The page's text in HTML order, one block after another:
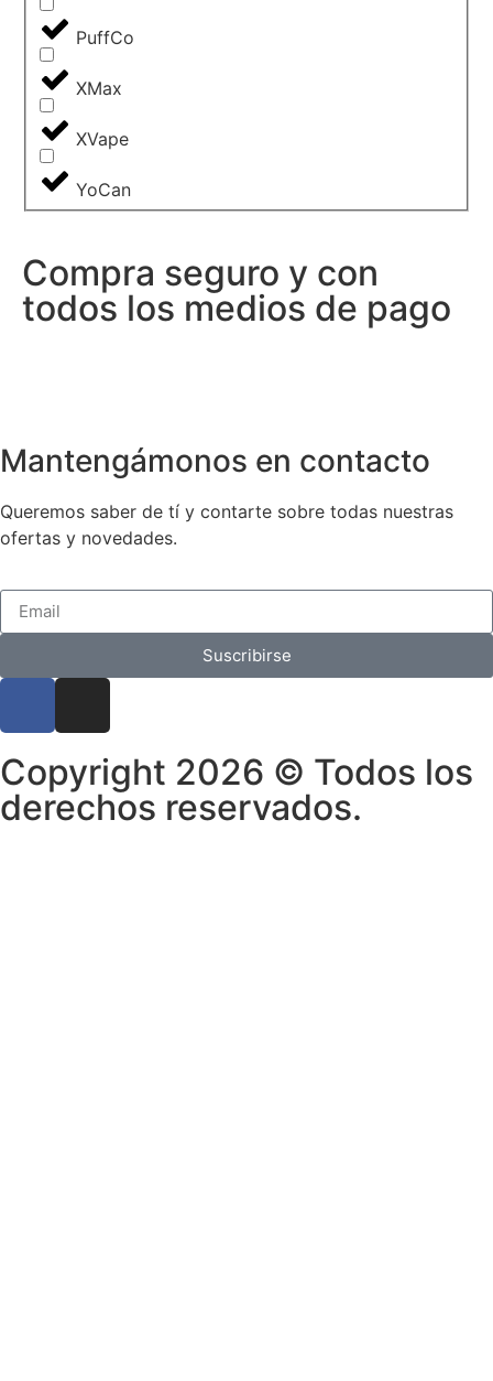
PuffCo
XMax
XVape
YoCan
Compra seguro y con
todos los medios de pago
Mantengámonos en contacto
Queremos saber de tí y contarte sobre todas nuestras
ofertas y novedades.
Suscribirse
Copyright 2026 © Todos los
derechos reservados.